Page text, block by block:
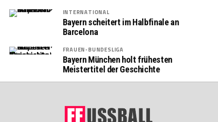
INTERNATIONAL
Bayern scheitert im Halbfinale an
Barcelona
FRAUEN-BUNDESLIGA
Bayern München holt frühesten
Meistertitel der Geschichte